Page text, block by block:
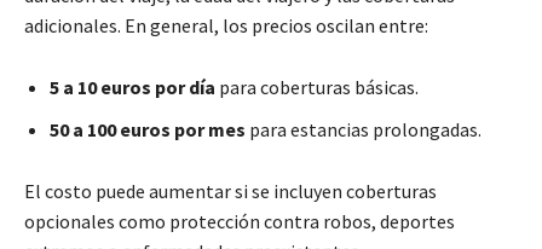
adicionales. En general, los precios oscilan entre:
5 a 10 euros por día para coberturas básicas.
50 a 100 euros por mes para estancias prolongadas.
El costo puede aumentar si se incluyen coberturas
opcionales como protección contra robos, deportes